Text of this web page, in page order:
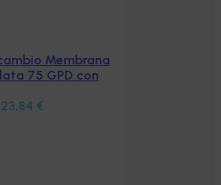
Membrana
75 GPD con
€